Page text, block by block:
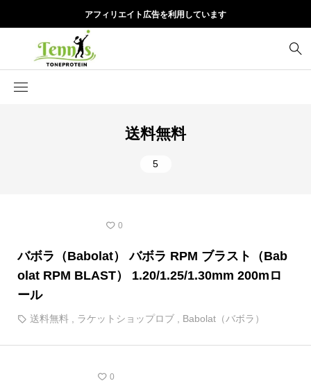
アフィリエイト広告を利用しています
送料無料
5
0
バボラ（Babolat） バボラ RPM ブラスト（Bab
olat RPM BLAST） 1.20/1.25/1.30mm 200mロ
ール
送料無料 , ラケットショップロブ , Babolat（バボラ）
0